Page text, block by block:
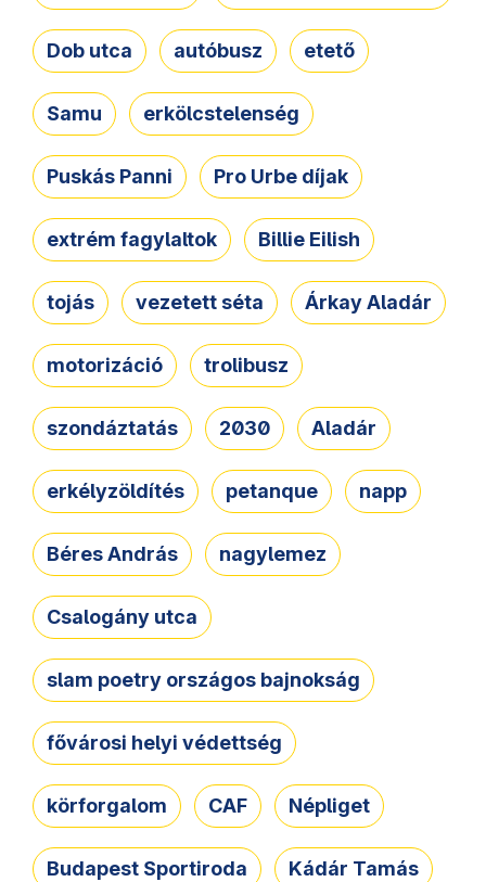
Dob utca autóbusz etető
Samu erkölcstelenség
Puskás Panni Pro Urbe díjak
extrém fagylaltok Billie Eilish
tojás vezetett séta Árkay Aladár
motorizáció trolibusz
szondáztatás 2030 Aladár
erkélyzöldítés petanque napp
Béres András nagylemez
Csalogány utca
slam poetry országos bajnokság
fővárosi helyi védettség
körforgalom CAF Népliget
Budapest Sportiroda Kádár Tamás